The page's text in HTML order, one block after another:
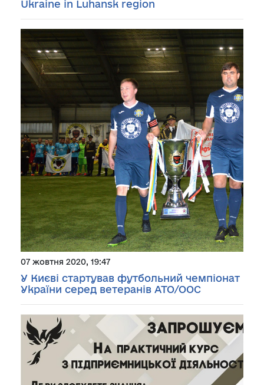
Ukraine in Luhansk region
07 жовтня 2020, 19:47
У Києві стартував футбольний чемпіонат
України серед ветеранів АТО/ООС